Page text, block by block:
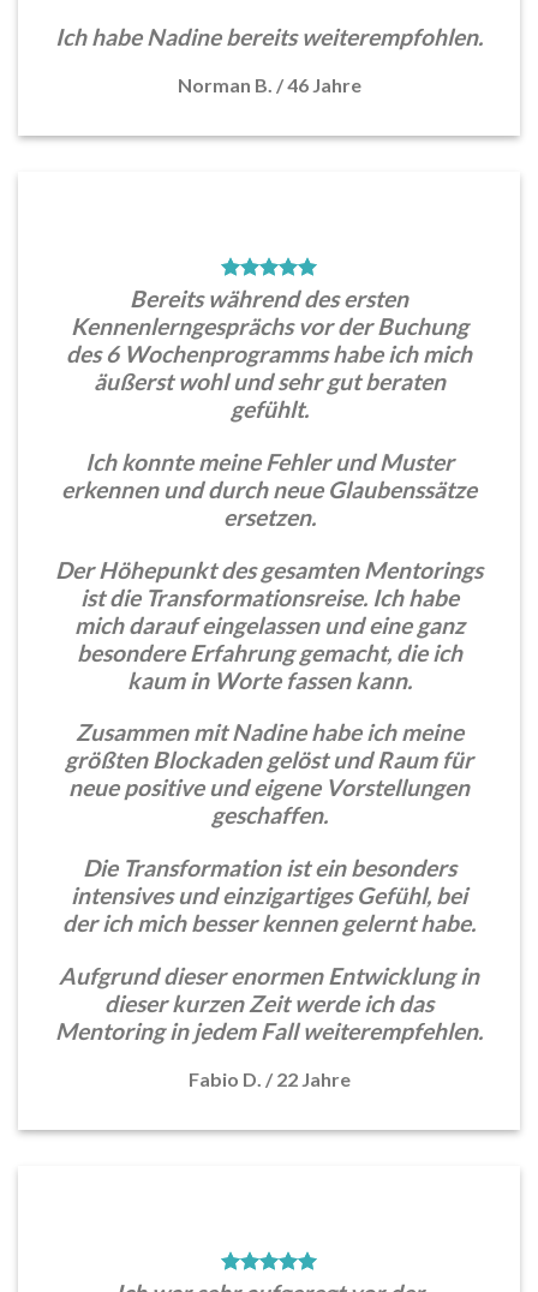
Ich habe Nadine bereits weiterempfohlen.
Norman B. /46 Jahre
Bereits während des ersten
Kennenlerngesprächs vor der Buchung
des 6 Wochenprogramms habe ich mich
äußerst wohl und sehr gut beraten
gefühlt.
Ich konnte meine Fehler und Muster
erkennen und durch neue Glaubenssätze
ersetzen.
Der Höhepunkt des gesamten Mentorings
ist die Transformationsreise. Ich habe
mich darauf eingelassen und eine ganz
besondere Erfahrung gemacht, die ich
kaum in Worte fassen kann.
Zusammen mit Nadine habe ich meine
größten Blockaden gelöst und Raum für
neue positive und eigene Vorstellungen
geschaffen.
Die Transformation ist ein besonders
intensives und einzigartiges Gefühl, bei
der ich mich besser kennen gelernt habe.
Aufgrund dieser enormen Entwicklung in
dieser kurzen Zeit werde ich das
Mentoring in jedem Fall weiterempfehlen.
Fabio D. / 22 Jahre